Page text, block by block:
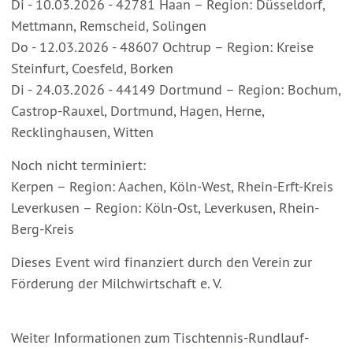
Di - 10.03.2026 - 42781 Haan – Region: Düsseldorf,
Mettmann, Remscheid, Solingen
Do - 12.03.2026 - 48607 Ochtrup – Region: Kreise
Steinfurt, Coesfeld, Borken
Di - 24.03.2026 - 44149 Dortmund – Region: Bochum,
Castrop-Rauxel, Dortmund, Hagen, Herne,
Recklinghausen, Witten
Noch nicht terminiert:
Kerpen – Region: Aachen, Köln-West, Rhein-Erft-Kreis
Leverkusen – Region: Köln-Ost, Leverkusen, Rhein-
Berg-Kreis
Dieses Event wird finanziert durch den Verein zur
Förderung der Milchwirtschaft e. V.
Weiter Informationen zum Tischtennis-Rundlauf-